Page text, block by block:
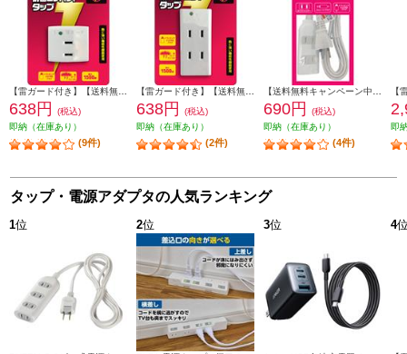
638円
(税込)
即納（在庫あり）
(9件)
638円
(税込)
即納（在庫あり）
(2件)
690円
(税込)
即納（在庫あり）
(4件)
即
タップ・電源アダプタの人気ランキング
1位 2位 3位 4